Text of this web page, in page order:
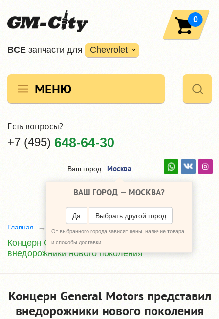
ВCE запчасти для Chevrolet
0
МЕНЮ
Есть вопросы?
+7 (495) 648-64-30
Ваш город: Москва
ВАШ ГОРОД — МОСКВА?
Да Выбрать другой город
От выбранного города зависят цены, наличие товара
и способы доставки
Главная
Концерн General Motors представил
внедорожники нового поколения
Концерн General Motors представил
внедорожники нового поколения